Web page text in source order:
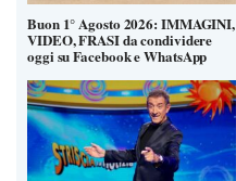
Buon 1° Agosto 2026: IMMAGINI,
VIDEO, FRASI da condividere
oggi su Facebook e WhatsApp